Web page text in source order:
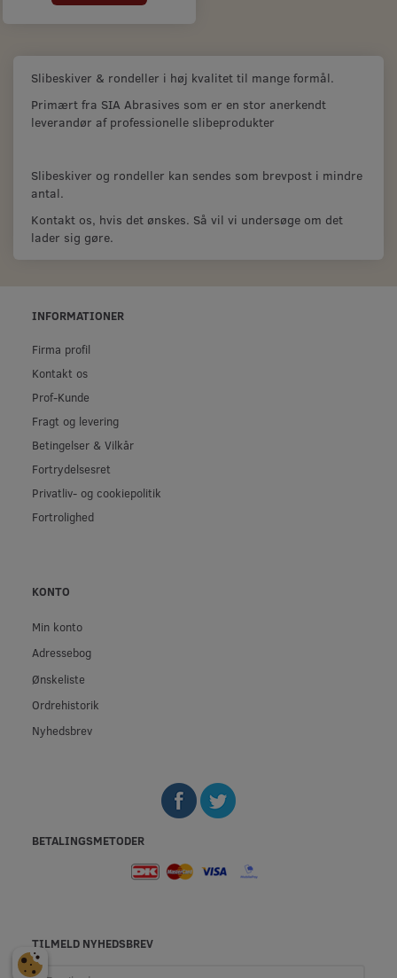
Slibeskiver & rondeller i høj kvalitet til mange formål.
Primært fra SIA Abrasives som er en stor anerkendt
leverandør af professionelle slibeprodukter
Slibeskiver og rondeller kan sendes som brevpost i mindre
antal.
Kontakt os, hvis det ønskes. Så vil vi undersøge om det
lader sig gøre.
INFORMATIONER
Firma profil
Kontakt os
Prof-Kunde
Fragt og levering
Betingelser & Vilkår
Fortrydelsesret
Privatliv- og cookiepolitik
Fortrolighed
KONTO
Min konto
Adressebog
Ønskeliste
Ordrehistorik
Nyhedsbrev
BETALINGSMETODER
TILMELD NYHEDSBREV
Email-